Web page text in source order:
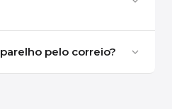
pelo correio?